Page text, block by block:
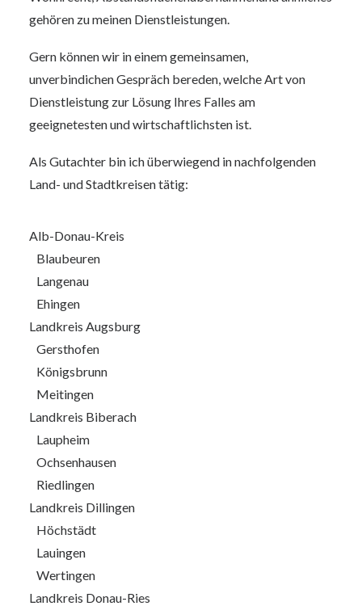
gehören zu meinen Dienstleistungen.
Gern können wir in einem gemeinsamen,
unverbindichen Gespräch bereden, welche Art von
Dienstleistung zur Lösung Ihres Falles am
geeignetesten und wirtschaftlichsten ist.
Als Gutachter bin ich überwiegend in nachfolgenden
Land- und Stadtkreisen tätig:
Alb-Donau-Kreis
Blaubeuren
Langenau
Ehingen
Landkreis Augsburg
Gersthofen
Königsbrunn
Meitingen
Landkreis Biberach
Laupheim
Ochsenhausen
Riedlingen
Landkreis Dillingen
Höchstädt
Lauingen
Wertingen
Landkreis Donau-Ries